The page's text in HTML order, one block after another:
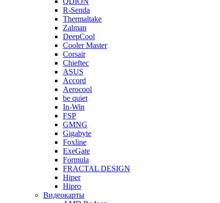
R-Senda
Thermaltake
Zalman
DeepCool
Cooler Master
Corsair
Chieftec
ASUS
Accord
Aerocool
be quiet
In-Win
FSP
GMNG
Gigabyte
Foxline
ExeGate
Formula
FRACTAL DESIGN
Hiper
Hipro
Видеокарты